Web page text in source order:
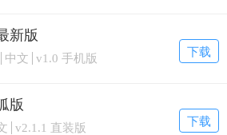
新版
中文 v1.0 手机版 下载
版
v2.1.1 直装版 下载